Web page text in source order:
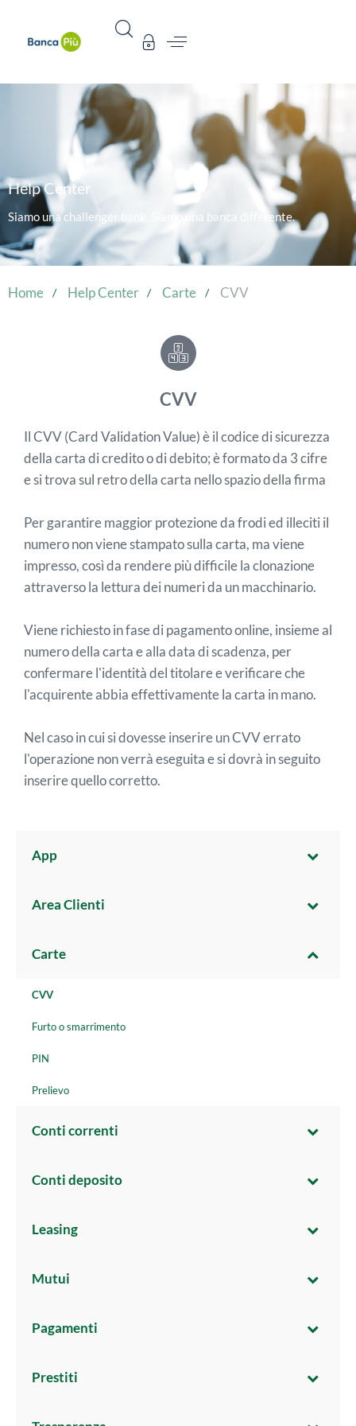
Help Center
Siamo una challenger bank. Siamo una banca differente.
Home Help Center Carte CVV
CVV
Il CVV (Card Validation Value) è il codice di sicurezza
della carta di credito o di debito; è formato da 3 cifre
e si trova sul retro della carta nello spazio della firma
Per garantire maggior protezione da frodi ed illeciti il
numero non viene stampato sulla carta, ma viene
impresso, così da rendere più difficile la clonazione
attraverso la lettura dei numeri da un macchinario.
Viene richiesto in fase di pagamento online, insieme al
numero della carta e alla data di scadenza, per
confermare l'identità del titolare e verificare che
l'acquirente abbia effettivamente la carta in mano.
Nel caso in cui si dovesse inserire un CVV errato
l'operazione non verrà eseguita e si dovrà in seguito
inserire quello corretto.
App
Area Clienti
Carte
CVV
Furto o smarrimento
PIN
Prelievo
Conti correnti
Conti deposito
Leasing
Mutui
Pagamenti
Prestiti